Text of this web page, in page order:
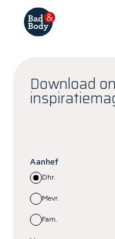
Download
Aanhef
Dhr.
Mevr.
Fam.